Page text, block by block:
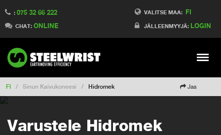
VALITSE MAA: FI
JÄLLEENMYYJÄ: LOGIN
: 075 32 66 222
CHAT: ONLINE
Meny
Switch to France
Switch to Denmark
Switch to China
Switch to Australia
Change market
FI / Sinun Kaivukoneesi / Hidromek Jaa
Varustele Hidromek